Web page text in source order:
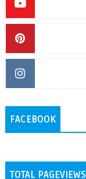
FACEBOOK
TOTAL PAGEVIEWS